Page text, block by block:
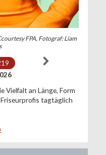
FPA, Fotograf: Liam
Vielfalt an Länge, Form
tagtäglich